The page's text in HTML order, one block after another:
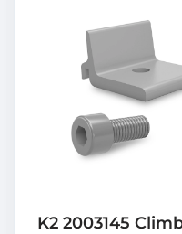
K2 2003145